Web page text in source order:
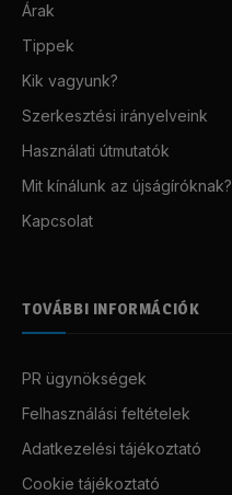
Árak
Tippek
Kik vagyunk?
Szerkesztési irányelveink
Használati útmutatók
Mit kínálunk az újságíróknak?
Kapcsolat
TOVÁBBI INFORMÁCIÓK
PR ügynökségek
Felhasználási feltételek
Adatkezelési tájékoztató
Cookie tájékoztató